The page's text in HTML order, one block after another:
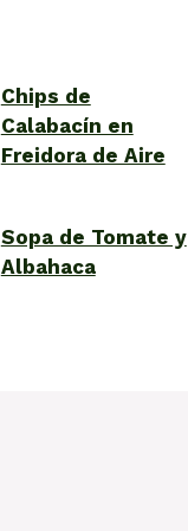
Chips de
Calabacín en
Freidora de Aire
Sopa de Tomate y
Albahaca